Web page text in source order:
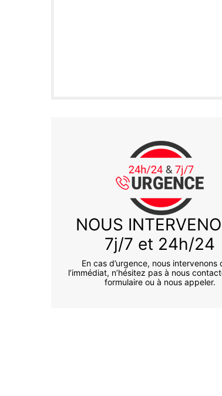
NOUS
7j/7 et 24h/24
En cas d’urgence, nous intervenons
l’immédiat, n’hésitez pas à nous
formulaire ou à nous appeler.